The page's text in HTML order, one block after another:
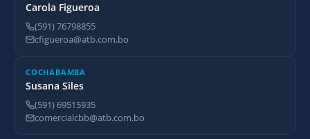
Carola Figueroa
(591) 76798855
cfigueroa@atb.com.bo
COCHABAMBA
Susana Siles
(591) 69515935
comercialcbb@atb.com.bo